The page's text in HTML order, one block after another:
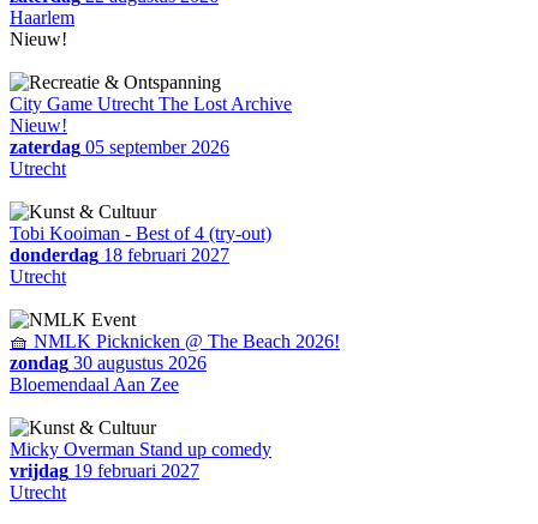
Haarlem
Nieuw!
City Game Utrecht The Lost Archive
Nieuw!
zaterdag 05 september 2026
Utrecht
Tobi Kooiman - Best of 4 (try-out)
donderdag 18 februari 2027
Utrecht
🧺 NMLK Picknicken @ The Beach 2026!
zondag 30 augustus 2026
Bloemendaal Aan Zee
Micky Overman Stand up comedy
vrijdag 19 februari 2027
Utrecht